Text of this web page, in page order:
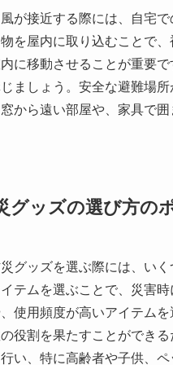
が接近する際には、自宅
物を屋内に取り込むことで
に移動させることが重要
ましょう。安全な避難場
から遠い部屋や、家具で囲
グッズの選び方の
災グッズを選ぶ際には、い
テムを選ぶことで、災害
使用頻度が高いアイテム
役割を果たすことができ
行い、特に高齢者や子供、